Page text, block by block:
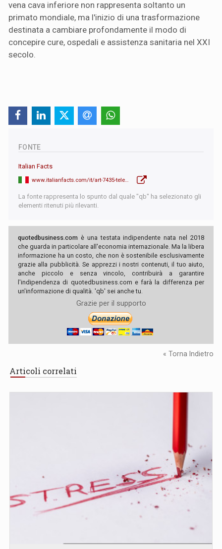
vena cava inferiore non rappresenta soltanto un
primato mondiale, ma l'inizio di una trasformazione
destinata a cambiare profondamente il modo di
concepire cure, ospedali e assistenza sanitaria nel XXI
secolo.
FONTE
Italian Facts
www.italianfacts.com/it/art-7435-telechirurgia-da-record-medico-a-roma-paziente-a-pechino
La fonte rappresenta lo spunto dal quale "qb" ha selezionato gli
elementi ritenuti più rilevanti.
quotedbusiness.com è una testata indipendente nata nel 2018
che guarda in particolare all'economia internazionale. Ma la libera
informazione ha un costo, che non è sostenibile esclusivamente
grazie alla pubblicità. Se apprezzi i nostri contenuti, il tuo aiuto,
anche piccolo e senza vincolo, contribuirà a garantire
l'indipendenza di quotedbusiness.com e farà la differenza per
un'informazione di qualità. 'qb' sei anche tu.
Grazie per il supporto
« Torna Indietro
Articoli correlati